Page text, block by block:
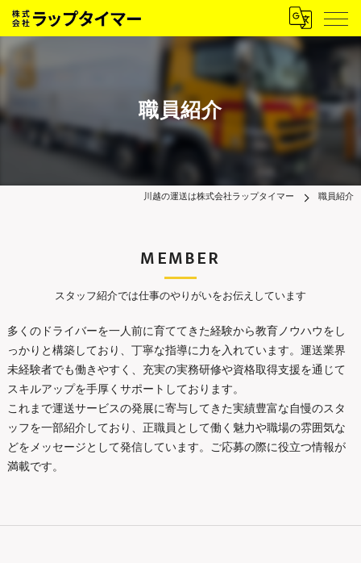
職員紹介
川越の運送は株式会社ラップタイマー 職員紹介
スタッフ紹介では仕事のやりがいをお伝えしています
MEMBER
多くのドライバーを一人前に育ててきた経験から教育ノウハウをし
っかりと構築しており、丁寧な指導に力を入れています。運送業界
未経験者でも働きやすく、充実の実務研修や資格取得支援を通じて
スキルアップを手厚くサポートしております。
これまで運送サービスの発展に寄与してきた実績豊富な自慢のスタ
ッフを一部紹介しており、正職員として働く魅力や職場の雰囲気な
どをメッセージとして発信しています。ご応募の際に役立つ情報が
満載です。